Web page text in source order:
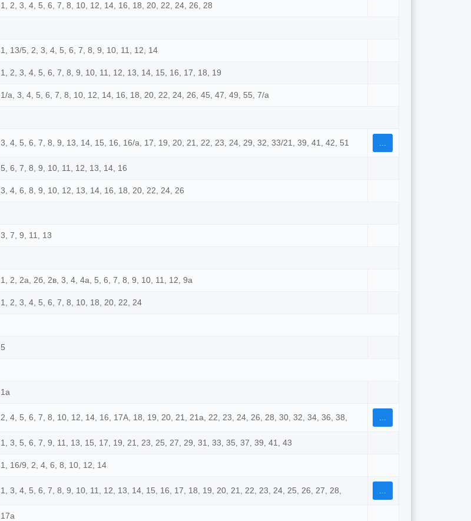
1, 2, 3, 4, 5, 6, 7, 8, 10, 12, 14, 16, 18, 20, 22, 24, 26, 28
1, 13/5, 2, 3, 4, 5, 6, 7, 8, 9, 10, 11, 12, 14
1, 2, 3, 4, 5, 6, 7, 8, 9, 10, 11, 12, 13, 14, 15, 16, 17, 18, 19
1/а, 3, 4, 5, 6, 7, 8, 10, 12, 14, 16, 18, 20, 22, 24, 26, 45, 47, 49, 55, 7/а
3, 4, 5, 6, 7, 8, 9, 13, 14, 15, 16, 16/а, 17, 19, 20, 21, 22, 23, 24, 29, 32, 33/21, 39, 41, 42, 51 ...
5, 6, 7, 8, 9, 10, 11, 12, 13, 14, 16
3, 4, 6, 8, 9, 10, 12, 13, 14, 16, 18, 20, 22, 24, 26
3, 7, 9, 11, 13
1, 2, 2а, 2б, 2в, 3, 4, 4а, 5, 6, 7, 8, 9, 10, 11, 12, 9а
1, 2, 3, 4, 5, 6, 7, 8, 10, 18, 20, 22, 24
5
1а
2, 4, 5, 6, 7, 8, 10, 12, 14, 16, 17А, 18, 19, 20, 21, 21а, 22, 23, 24, 26, 28, 30, 32, 34, 36, 38, ...
1, 3, 5, 6, 7, 9, 11, 13, 15, 17, 19, 21, 23, 25, 27, 29, 31, 33, 35, 37, 39, 41, 43
1, 16/9, 2, 4, 6, 8, 10, 12, 14
1, 3, 4, 5, 6, 7, 8, 9, 10, 11, 12, 13, 14, 15, 16, 17, 18, 19, 20, 21, 22, 23, 24, 25, 26, 27, 28, ...
17а